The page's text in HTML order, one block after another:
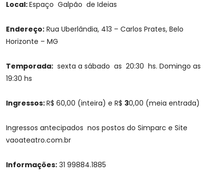
Local:Espaço Galpão de Ideias
Endereço: Rua Uberlândia, 413 – Carlos Prates, Belo
Horizonte – MG
Temporada: sexta a sábado as 20:30 hs. Domingo as
19:30 hs
Ingressos:R$ 60,00 (inteira) e R$ 30,00 (meia entrada)
Ingressos antecipados nos postos do Simparc e Site
vaoateatro.com.br
Informações: 31 99884.1885